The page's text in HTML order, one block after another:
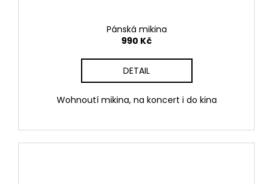
Pánská mikina
990 Kč
DETAIL
Wohnoutí mikina, na koncert i do kina